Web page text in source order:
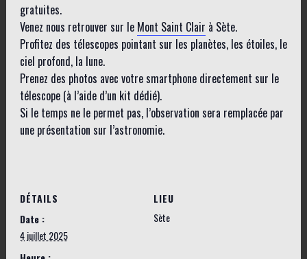
gratuites.
Venez nous retrouver sur le Mont Saint Clair à Sète.
Profitez des télescopes pointant sur les planètes, les étoiles, le
ciel profond, la lune.
Prenez des photos avec votre smartphone directement sur le
télescope (à l’aide d’un kit dédié).
Si le temps ne le permet pas, l’observation sera remplacée par
une présentation sur l’astronomie.
DÉTAILS
Date :
4 juillet 2025
LIEU
Sète